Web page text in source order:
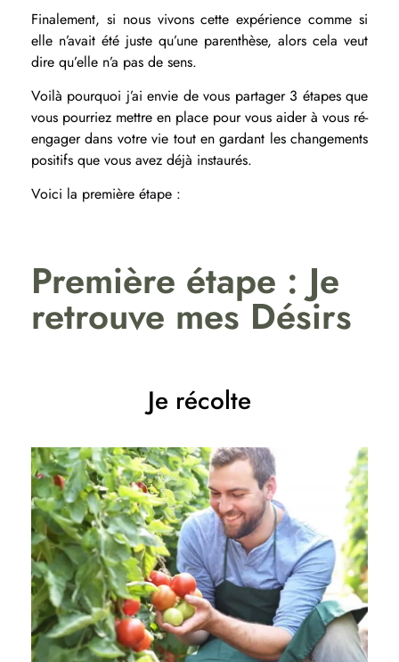
Finalement, si nous vivons cette expérience comme si
elle n’avait été juste qu’une parenthèse, alors cela veut
dire qu’elle n’a pas de sens.
Voilà pourquoi j’ai envie de vous partager 3 étapes que
vous pourriez mettre en place pourvous aider à vous ré-
engager dans votre vie tout en gardant les changements
positifs que vous avez déjà instaurés.
Voici la première étape :
Première étape : Je
retrouve mes Désirs
Je récolte